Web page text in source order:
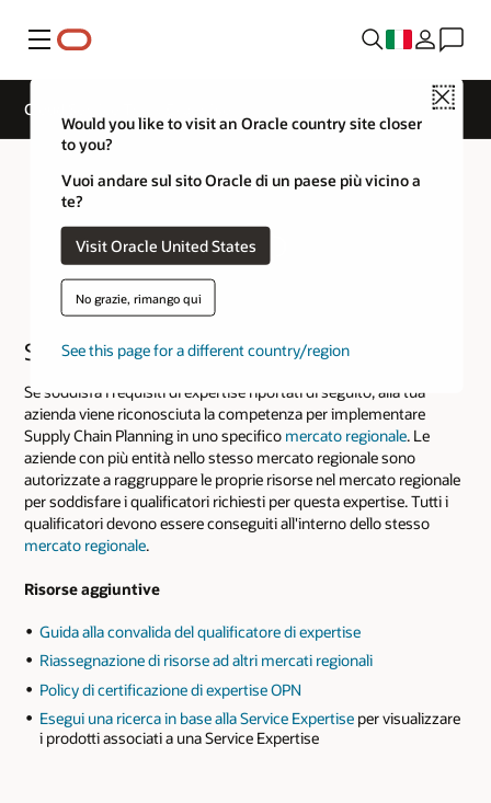
Menu
Close
Would you like to visit an Oracle country site closer
to you?
Vuoi andare sul sito Oracle di un paese più vicino a
te?
Visit Oracle United States
No grazie, rimango qui
See this page for a different country/region
Cloud Service Track Expertise
Supply Chain Planning
Se soddisfa i requisiti di expertise riportati di seguito, alla tua
azienda viene riconosciuta la competenza per implementare
Supply Chain Planning in uno specifico mercato regionale. Le
aziende con più entità nello stesso mercato regionale sono
autorizzate a raggruppare le proprie risorse nel mercato regionale
per soddisfare i qualificatori richiesti per questa expertise. Tutti i
qualificatori devono essere conseguiti all'interno dello stesso
mercato regionale.
Risorse aggiuntive
Guida alla convalida del qualificatore di expertise
Riassegnazione di risorse ad altri mercati regionali
Policy di certificazione di expertise OPN
Esegui una ricerca in base alla Service Expertise per visualizzare
i prodotti associati a una Service Expertise